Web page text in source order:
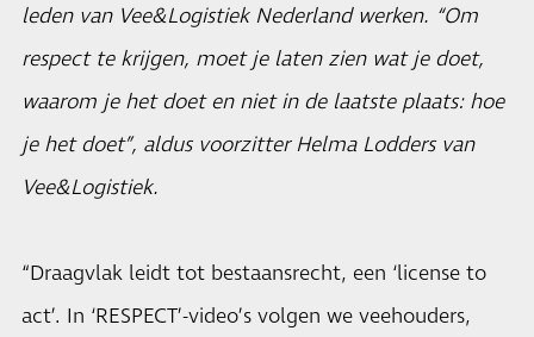
leden van Vee&Logistiek Nederland werken. “Om
respect te krijgen, moet je laten zien wat je doet,
waarom je het doet en niet in de laatste plaats: hoe
je het doet”, aldus voorzitter Helma Lodders van
Vee&Logistiek.
“Draagvlak leidt tot bestaansrecht, een ‘license to
act’. In ‘RESPECT’-video’s volgen we veehouders,